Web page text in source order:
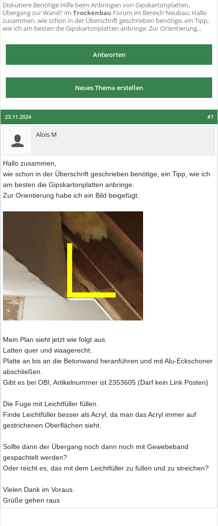
Diskutiere Benötige Hilfe beim Anbringen von Gipskartonplatten,
Übergang zur Wand? im Trockenbau Forum im Bereich Neubau; Hallo
zusammen, wie schon in der Überschrift geschrieben benötige, ein Tipp,
wie ich am besten die Gipskartonplatten anbringe. Zur Orientierung...
Antworten
Neues Thema erstellen
#1
23.11.2024
Alois M
Hallo zusammen,
wie schon in der Überschrift geschrieben benötige, ein Tipp, wie ich
am besten die Gipskartonplatten anbringe.
Zur Orientierung habe ich ein Bild beigefügt.
Mein Plan sieht jetzt wie folgt aus.
Latten quer und waagerecht.
Platte an bis an die Betonwand heranführen und mit Alu-Eckschoner
abschließen.
Gibt es bei OBI, Artikelnummer ist 2353605 (Darf kein Link Posten)
Die Fuge mit Leichtfüller füllen.
Finde Leichtfüller besser als Acryl, da man das Acryl immer auf
gestrichenen Oberflächen sieht.
Sollte dann der Übergang noch dann noch mit Gewebeband
gespachtelt werden?
Oder reicht es, das mit dem Leichtfüller zu füllen und zu streichen?
Vielen Dank im Voraus.
Grüße gehen raus